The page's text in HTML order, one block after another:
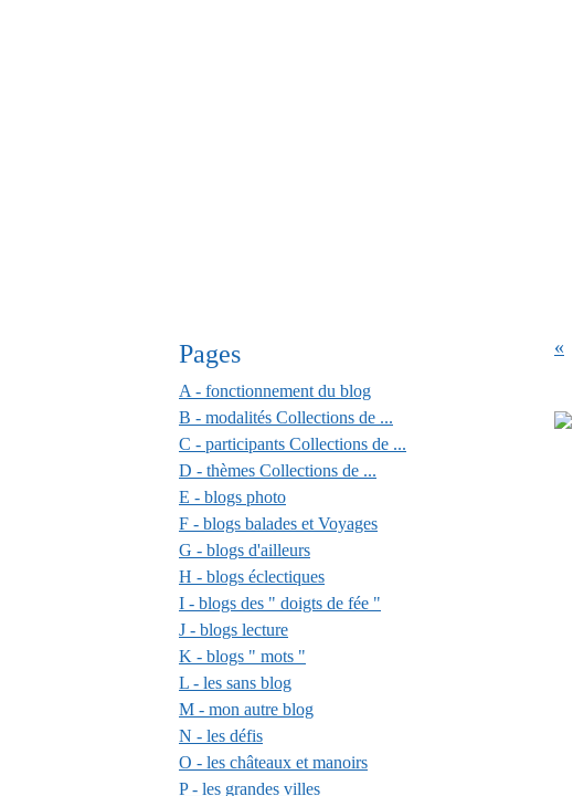
Pages
A - fonctionnement du blog
B - modalités Collections de ...
C - participants Collections de ...
D - thèmes Collections de ...
E - blogs photo
F - blogs balades et Voyages
G - blogs d'ailleurs
H - blogs éclectiques
I - blogs des " doigts de fée "
J - blogs lecture
K - blogs " mots "
L - les sans blog
M - mon autre blog
N - les défis
O - les châteaux et manoirs
P - les grandes villes